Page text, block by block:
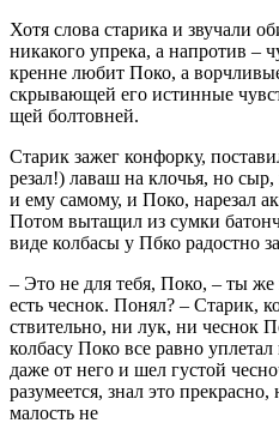
Хотя слова старика и звучали
никакого упрека, а напротив –
кренне любит Поко, а
скрывающей его истинные
щей болтовней.
Старик зажег конфорку,
резал!) лаваш на клочья, но
и ему самому, и Поко, нарезал
Потом вытащил из сумки
виде колбасы у Пбко радостно
– Это не для тебя, Поко, – ты
есть чеснок. Понял? – Старик,
ствительно, ни лук, ни чеснок
колбасу Поко все равно
даже от него и шел густой
разумеет­ся, знал это
малость не